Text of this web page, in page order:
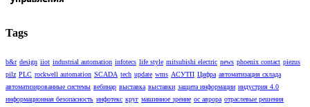
Tags
b&r design iiot industrial automation infotecs life style mitsubishi electric news phoenix contact piezus
pilz PLC rockwell automation SCADA tech update wms АСУТП Цифра автоматизация склада
автоматизированные системы вебинар выставка выставки защита информации индустрия 4.0
информационная безопасность инфотекс круг машинное зрение ос аврора отраслевые решения